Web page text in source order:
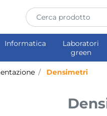
Informatica
Laboratori
green
Densimetri